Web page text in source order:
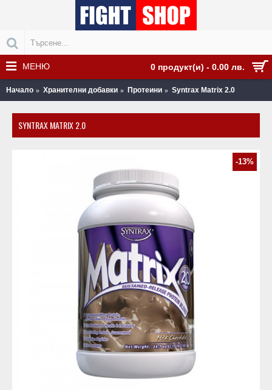
0 продукт(и) - 0.00 лв.
МЕНЮ
Начало Хранителни добавки Протеини Syntrax Matrix 2.0
SYNTRAX MATRIX 2.0
-13%